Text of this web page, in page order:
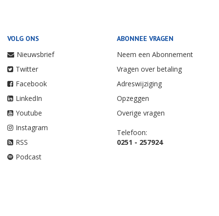
VOLG ONS
Nieuwsbrief
Twitter
Facebook
LinkedIn
Youtube
Instagram
RSS
Podcast
ABONNEE VRAGEN
Neem een Abonnement
Vragen over betaling
Adreswijziging
Opzeggen
Overige vragen
Telefoon:
0251 - 257924